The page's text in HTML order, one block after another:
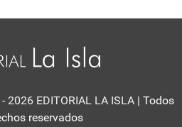
2026 EDITORIAL LA ISLA | Todos
reservados